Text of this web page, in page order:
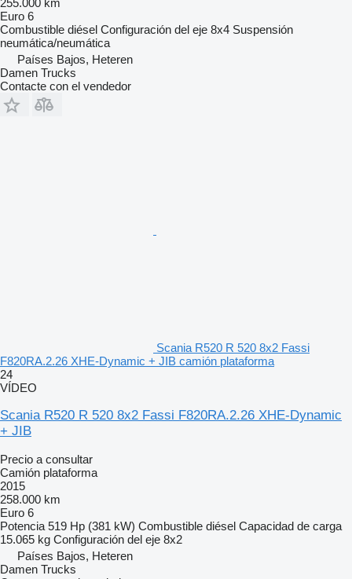
255.000 km
Euro 6
Combustible diésel Configuración del eje 8x4 Suspensión
neumática/neumática
Países Bajos, Heteren
Damen Trucks
Contacte con el vendedor
Scania R520 R 520 8x2 Fassi
F820RA.2.26 XHE-Dynamic + JIB camión plataforma
24
VÍDEO
Scania R520 R 520 8x2 Fassi F820RA.2.26 XHE-Dynamic
+ JIB
Precio a consultar
Camión plataforma
2015
258.000 km
Euro 6
Potencia 519 Hp (381 kW) Combustible diésel Capacidad de carga
15.065 kg Configuración del eje 8x2
Países Bajos, Heteren
Damen Trucks